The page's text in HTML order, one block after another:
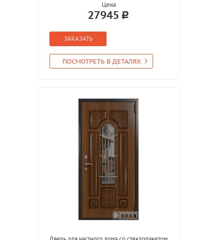
Цена
27945
ЗАКАЗАТЬ
ПОСМОТРЕТЬ В ДЕТАЛЯХ